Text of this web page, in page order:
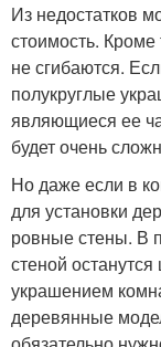
Из недостатков
стоимость.
не сгибаются.
полукруглые
являющиеся ее
будет очень
Но даже если в
для установки
ровные стены. В
стеной
украшением
деревянные